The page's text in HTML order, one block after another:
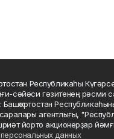
Республикаһы
сәйәси гәзитенең рәсми
агентлығы,
йорто акционерҙар
данных